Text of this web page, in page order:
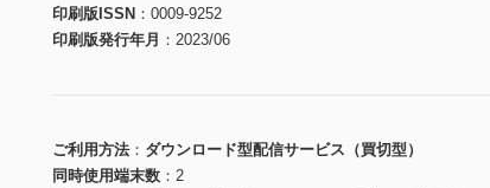
印刷版ISSN
0009-9252
印刷版発行年月
2023/06
ご利用方法
ダウンロード型配信サービス（買切型）
同時使用端末数
2